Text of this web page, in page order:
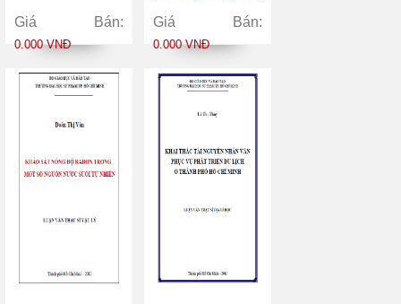
Giá Bán:
0.000 VNĐ
X quang chẩn
đoán y tế bằng
MCNP
Giá Bán:
0.000 VNĐ